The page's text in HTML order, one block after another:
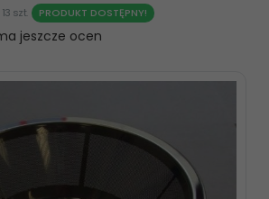
PRODUKT DOSTĘPNY!
13 szt.
jeszcze ocen